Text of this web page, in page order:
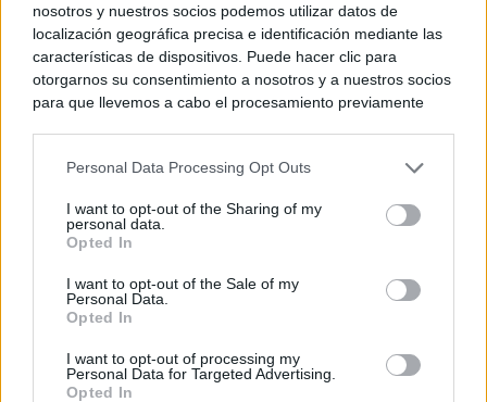
nosotros y nuestros socios podemos utilizar datos de
localización geográfica precisa e identificación mediante las
características de dispositivos. Puede hacer clic para
otorgarnos su consentimiento a nosotros y a nuestros socios
para que llevemos a cabo el procesamiento previamente
negar su consentimiento. Tenga en cuenta que algún
de su consentimiento, pero usted tiene el derecho de
rechazar tal procesamiento. Sus preferencias se aplicarán
cualquier momento entrando de nuevo en este sitio web o
visitando nuestra política de privacidad.
Personal Data Processing Opt Outs
I want to opt-out of the Sharing of my
personal data.
Opted In
I want to opt-out of the Sale of my
Personal Data.
Opted In
I want to opt-out of processing my
Personal Data for Targeted Advertising.
Opted In